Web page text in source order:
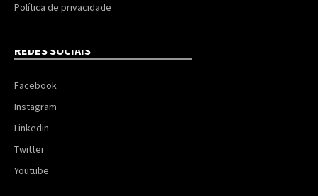
Política de privacidade
REDES SOCIAIS
Facebook
Instagram
Linkedin
Twitter
Youtube